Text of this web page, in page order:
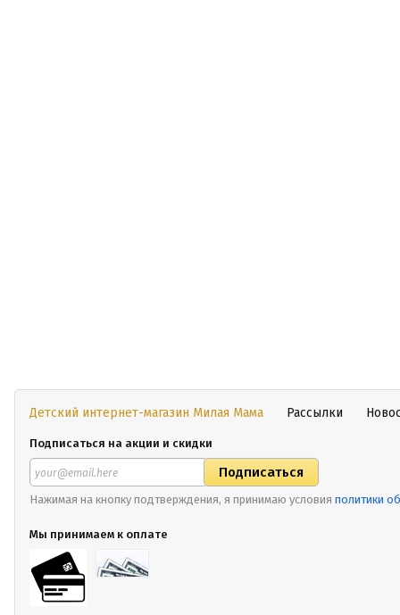
Детский интернет-магазин Милая Мама Рассылки
Подписаться на акции и скидки
Нажимая на кнопку подтверждения, я принимаю условия политики
Мы принимаем к оплате